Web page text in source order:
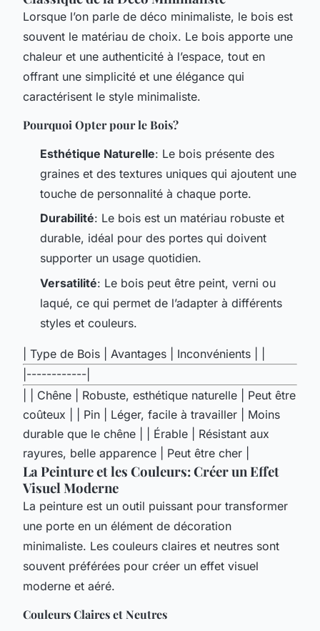
Lorsque l’on parle de déco minimaliste, le bois est
souvent le matériau de choix. Le bois apporte une
chaleur et une authenticité à l’espace, tout en
offrant une simplicité et une élégance qui
caractérisent le style minimaliste.
Pourquoi Opter pour le Bois?
Esthétique Naturelle: Le bois présente des
graines et des textures uniques qui ajoutent une
touche de personnalité à chaque porte.
Durabilité: Le bois est un matériau robuste et
durable, idéal pour des portes qui doivent
supporter un usage quotidien.
Versatilité: Le bois peut être peint, verni ou
laqué, ce qui permet de l’adapter à différents
styles et couleurs.
| Type de Bois | Avantages | Inconvénients | |
|------------|
| | Chêne | Robuste, esthétique naturelle | Peut être
coûteux | | Pin | Léger, facile à travailler | Moins
durable que le chêne | | Érable | Résistant aux
rayures, belle apparence | Peut être cher |
La Peinture et les Couleurs: Créer un Effet
Visuel Moderne
La peinture est un outil puissant pour transformer
une porte en un élément de décoration
minimaliste. Les couleurs claires et neutres sont
souvent préférées pour créer un effet visuel
moderne et aéré.
Couleurs Claires et Neutres